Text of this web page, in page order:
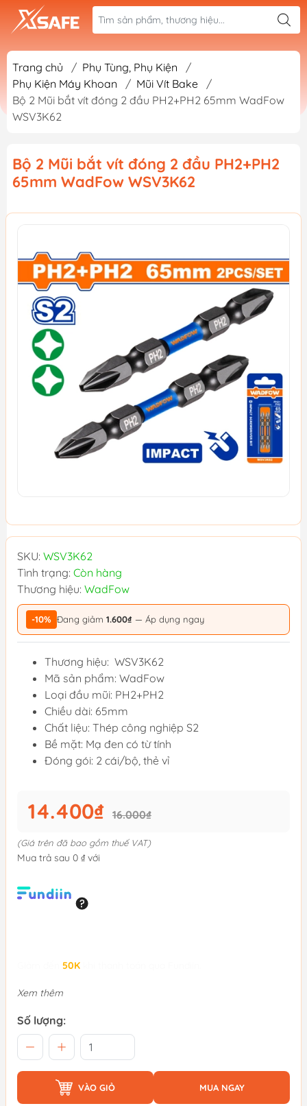
Trang chủ / Phụ Tùng, Phụ Kiện
/
Phụ Kiện Máy Khoan
/ Mũi Vít Bake
/
Bộ 2 Mũi bắt vít đóng 2 đầu PH2+PH2 65mm WadFow
WSV3K62
Bộ 2 Mũi bắt vít đóng 2 đầu PH2+PH2
65mm WadFow WSV3K62
SKU: WSV3K62
Tình trạng: Còn hàng
Thương hiệu: WadFow
-10% Đang giảm 1.600₫ — Áp dụng ngay
Thương hiệu: WSV3K62
Mã sản phẩm: WadFow
Loại đầu mũi: PH2+PH2
Chiều dài: 65mm
Chất liệu: Thép công nghiệp S2
Bề mặt: Mạ đen có từ tính
Đóng gói: 2 cái/bộ, thẻ vỉ
14.400₫ 16.000₫
(Giá trên đã bao gồm thuế VAT)
Mua trả sau 0 ₫ với
50K
Xem thêm
Số lượng:
VÀO GIỎ MUA NGAY